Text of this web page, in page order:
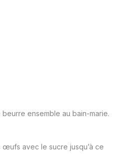
ensemble au bain-marie.
œufs avec le sucre jusqu’à ce